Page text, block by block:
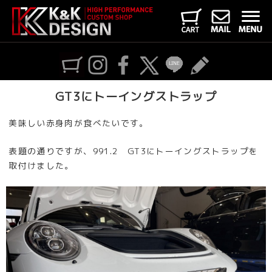
GT3にトーイングストラップ
美味しい赤身肉が食べたいです。
表題の通りですが、991.2 GT3にトーイングストラップを
取付けました。